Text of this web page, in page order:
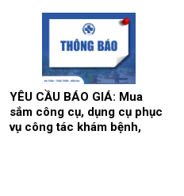
năng, kỹ thuật, tiêu chuẩn
chất lượng và giá kế hoạch
của gói thầy cung cấp phần
mềm tổng thể Bệnh viện.
YÊU CẦU BÁO GIÁ: Mua
sắm công cụ, dụng cụ phục
vụ công tác khám bệnh,